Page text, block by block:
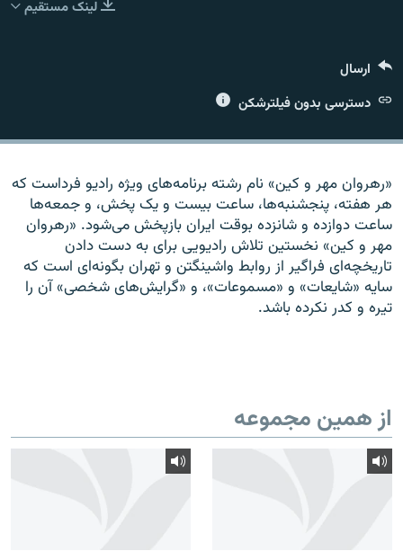
زبان‌های دیگر
لینک مستقیم
ارسال
دسترسی بدون فیلترشکن
«رهروان مهر و کين» نام رشته برنامه‌های ويژه راديو فرداست که
هر هفته، پنجشنبه‌ها، ساعت بيست و يک پخش، و جمعه‌ها
ساعت دوازده و شانزده بوقت ايران بازپخش می‌شود. «رهروان
مهر و کين» نخستين تلاش راديويی برای به دست دادن
تاريخچه‌ای فراگير از روابط واشينگتن و تهران بگونه‌ای است که
سايه «شايعات» و «مسموعات»، و «گرايش‌های شخصی» آن را
تيره و کدر نکرده باشد.
از همین مجموعه